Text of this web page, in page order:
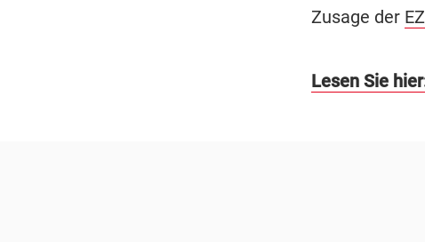
Zusage der
Lesen Sie